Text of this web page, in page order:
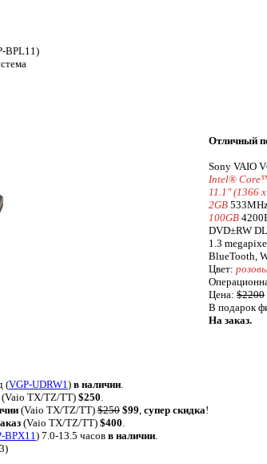
BPL11)
Отличный
Sony VAIO
Intel®
11.1" (1366
2GB
100GB
DVD±RW
1.3
BlueTooth,
Цвет:
Цена: $2200
В подарок
На заказ.
(VGP-UDRW1) в наличии.
(Vaio TX/TZ/TT) $250.
(Vaio TX/TZ/TT) $250 $99, супер скидка!
(Vaio TX/TZ/TT) $400.
BPX11) 7.0-13.5 часов в наличии.